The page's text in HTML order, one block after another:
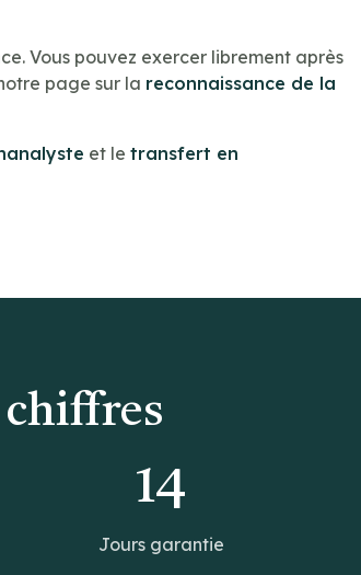
Vous pouvez exercer librement après
page sur la reconnaissance de la
et le transfert en
14
Jours garantie